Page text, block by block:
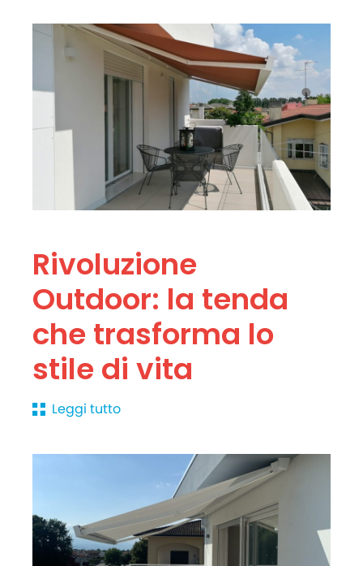
Rivoluzione
Outdoor: la tenda
che trasforma lo
stile di vita
Leggi tutto